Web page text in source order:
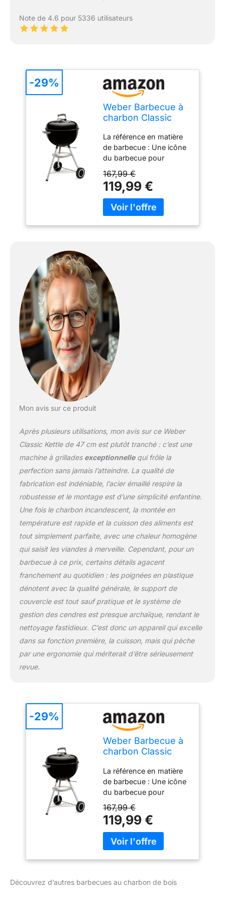
Note de 4.6 pour 5336 utilisateurs
Weber Barbecue à
charbon Classic
La référence en matière
de barbecue : Une icône
du barbecue pour
le Classic Kettle est doté
d'un design intemporel
et des fonctionnalités
pratiques Robuste : La
en aluminium résistant à
la rouille et un
thermomètre de
couvercle intégré Griller
en toute simplicité : Avec
une grille épaisse en
acier de 47 cm, deux rails
à charbon pour faciliter
l'installation des
briquettes, un crochet de
couvercle pour un accès
cendres, avec un
cendrier amovible pour
un nettoyage facile ;
Équipé de roues
durables et de pieds
faciles à assembler
Articles livrés : 1 x
Barbecue à charbon
cm, avec roues, noir
167,99 €
119,99 €
-29%
Mon avis sur ce produit
Après plusieurs utilisations, mon avis sur ce Weber
Classic Kettle de 47 cm est plutôt tranché : c’est une
machine à grillades exceptionnellequi frôle la
perfection sans jamais l’atteindre. La qualité de
fabrication est indéniable, l’acier émaillé respire la
robustesse et le montage est d’une simplicité enfantine.
Une fois le charbon incandescent, la montée en
température est rapide et la cuisson des aliments est
tout simplement parfaite, avec une chaleur homogène
qui saisit les viandes à merveille. Cependant, pour un
barbecue à ce prix, certains détails agacent
franchement au quotidien : les poignées en plastique
dénotent avec la qualité générale, le support de
couvercle est tout sauf pratique et le système de
gestion des cendres est presque archaïque, rendant le
nettoyage fastidieux. C’est donc un appareil qui excelle
dans sa fonction première, la cuisson, mais qui pèche
par une ergonomie qui mériterait d’être sérieusement
revue.
Weber Barbecue à
charbon Classic
La référence en matière
de barbecue : Une icône
du barbecue pour
chaque jardin et terrasse,
le Classic Kettle est doté
d'un design intemporel
et des fonctionnalités
pratiques Robuste : La
faciles à nettoyer, avec
167,99 €
119,99 €
-29%
Découvrez d’autres barbecues au charbon de bois